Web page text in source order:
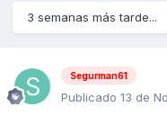
3 semanas más tarde...
Segurman61
Publicado 13 de